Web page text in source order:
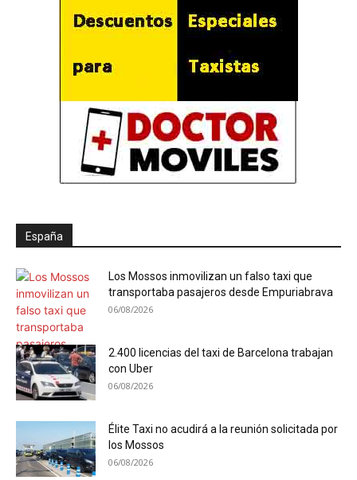
España
Los Mossos inmovilizan un falso taxi que
transportaba pasajeros desde Empuriabrava
06/08/2026
2.400 licencias del taxi de Barcelona trabajan
con Uber
06/08/2026
Élite Taxi no acudirá a la reunión solicitada por
los Mossos
06/08/2026